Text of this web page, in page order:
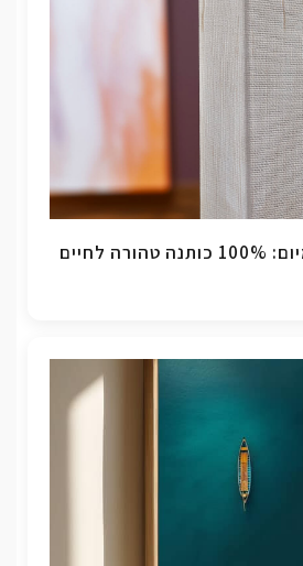
קנבס אמנים פרימיום: 100% כותנה טהורה לחיים